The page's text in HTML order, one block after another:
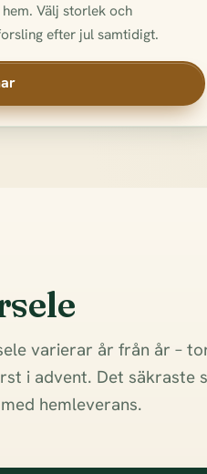
Välj storlek och
efter jul samtidigt.
varierar år från år –
i advent. Det säkraste
hemleverans.